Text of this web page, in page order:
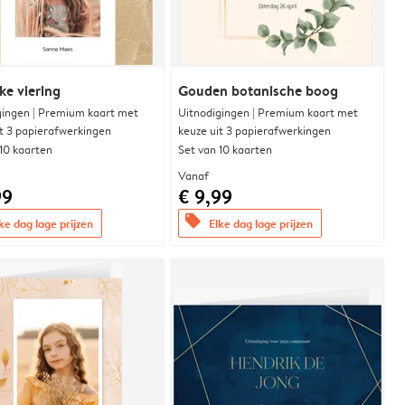
viering
| Premium kaart met
3 papierafwerkingen
kaarten
dag lage prijzen
Gouden botanische boog
Uitnodigingen | Premium kaart met
keuze uit 3 papierafwerkingen
Set van 10 kaarten
Vanaf
€ 9,99
offers Elke dag lage prijzen